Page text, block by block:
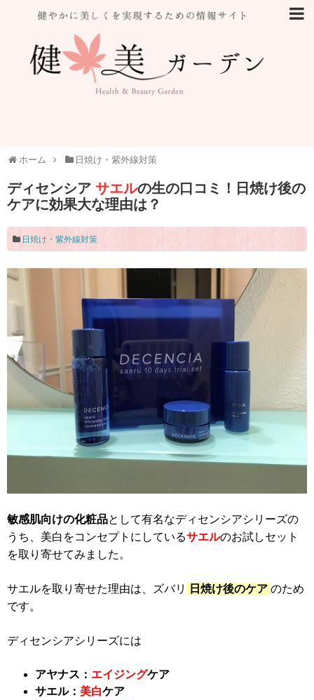
ホーム 日焼け・紫外線対策
ディセンシア サエルの生の口コミ！日焼け後の
ケアに効果大な理由は？
日焼け・紫外線対策
敏感肌向けの化粧品として有名なディセンシアシリーズの
うち、美白をコンセプトにしているサエルのお試しセット
を取り寄せてみました。
サエルを取り寄せた理由は、ズバリ 日焼け後のケア のため
です。
ディセンシアシリーズには
アヤナス： エイジングケア
サエル： 美白ケア